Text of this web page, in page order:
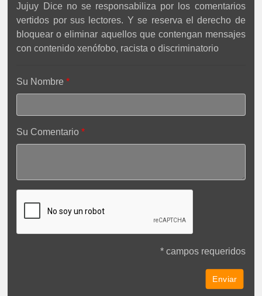
Jujuy Dice no se responsabiliza por los comentarios
vertidos por sus lectores. Y se reserva el derecho de
bloquear o eliminar aquellos que contengan mensajes
con contenido xenófobo, racista o discriminatorio
Su Nombre
Su Comentario
* campos requeridos